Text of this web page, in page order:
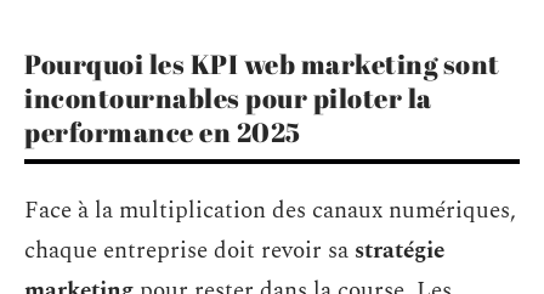
Pourquoi les KPI web marketing sont
incontournables pour piloter la
performance en 2025
Face à la multiplication des canaux numériques,
chaque entreprise doit revoir sa stratégie